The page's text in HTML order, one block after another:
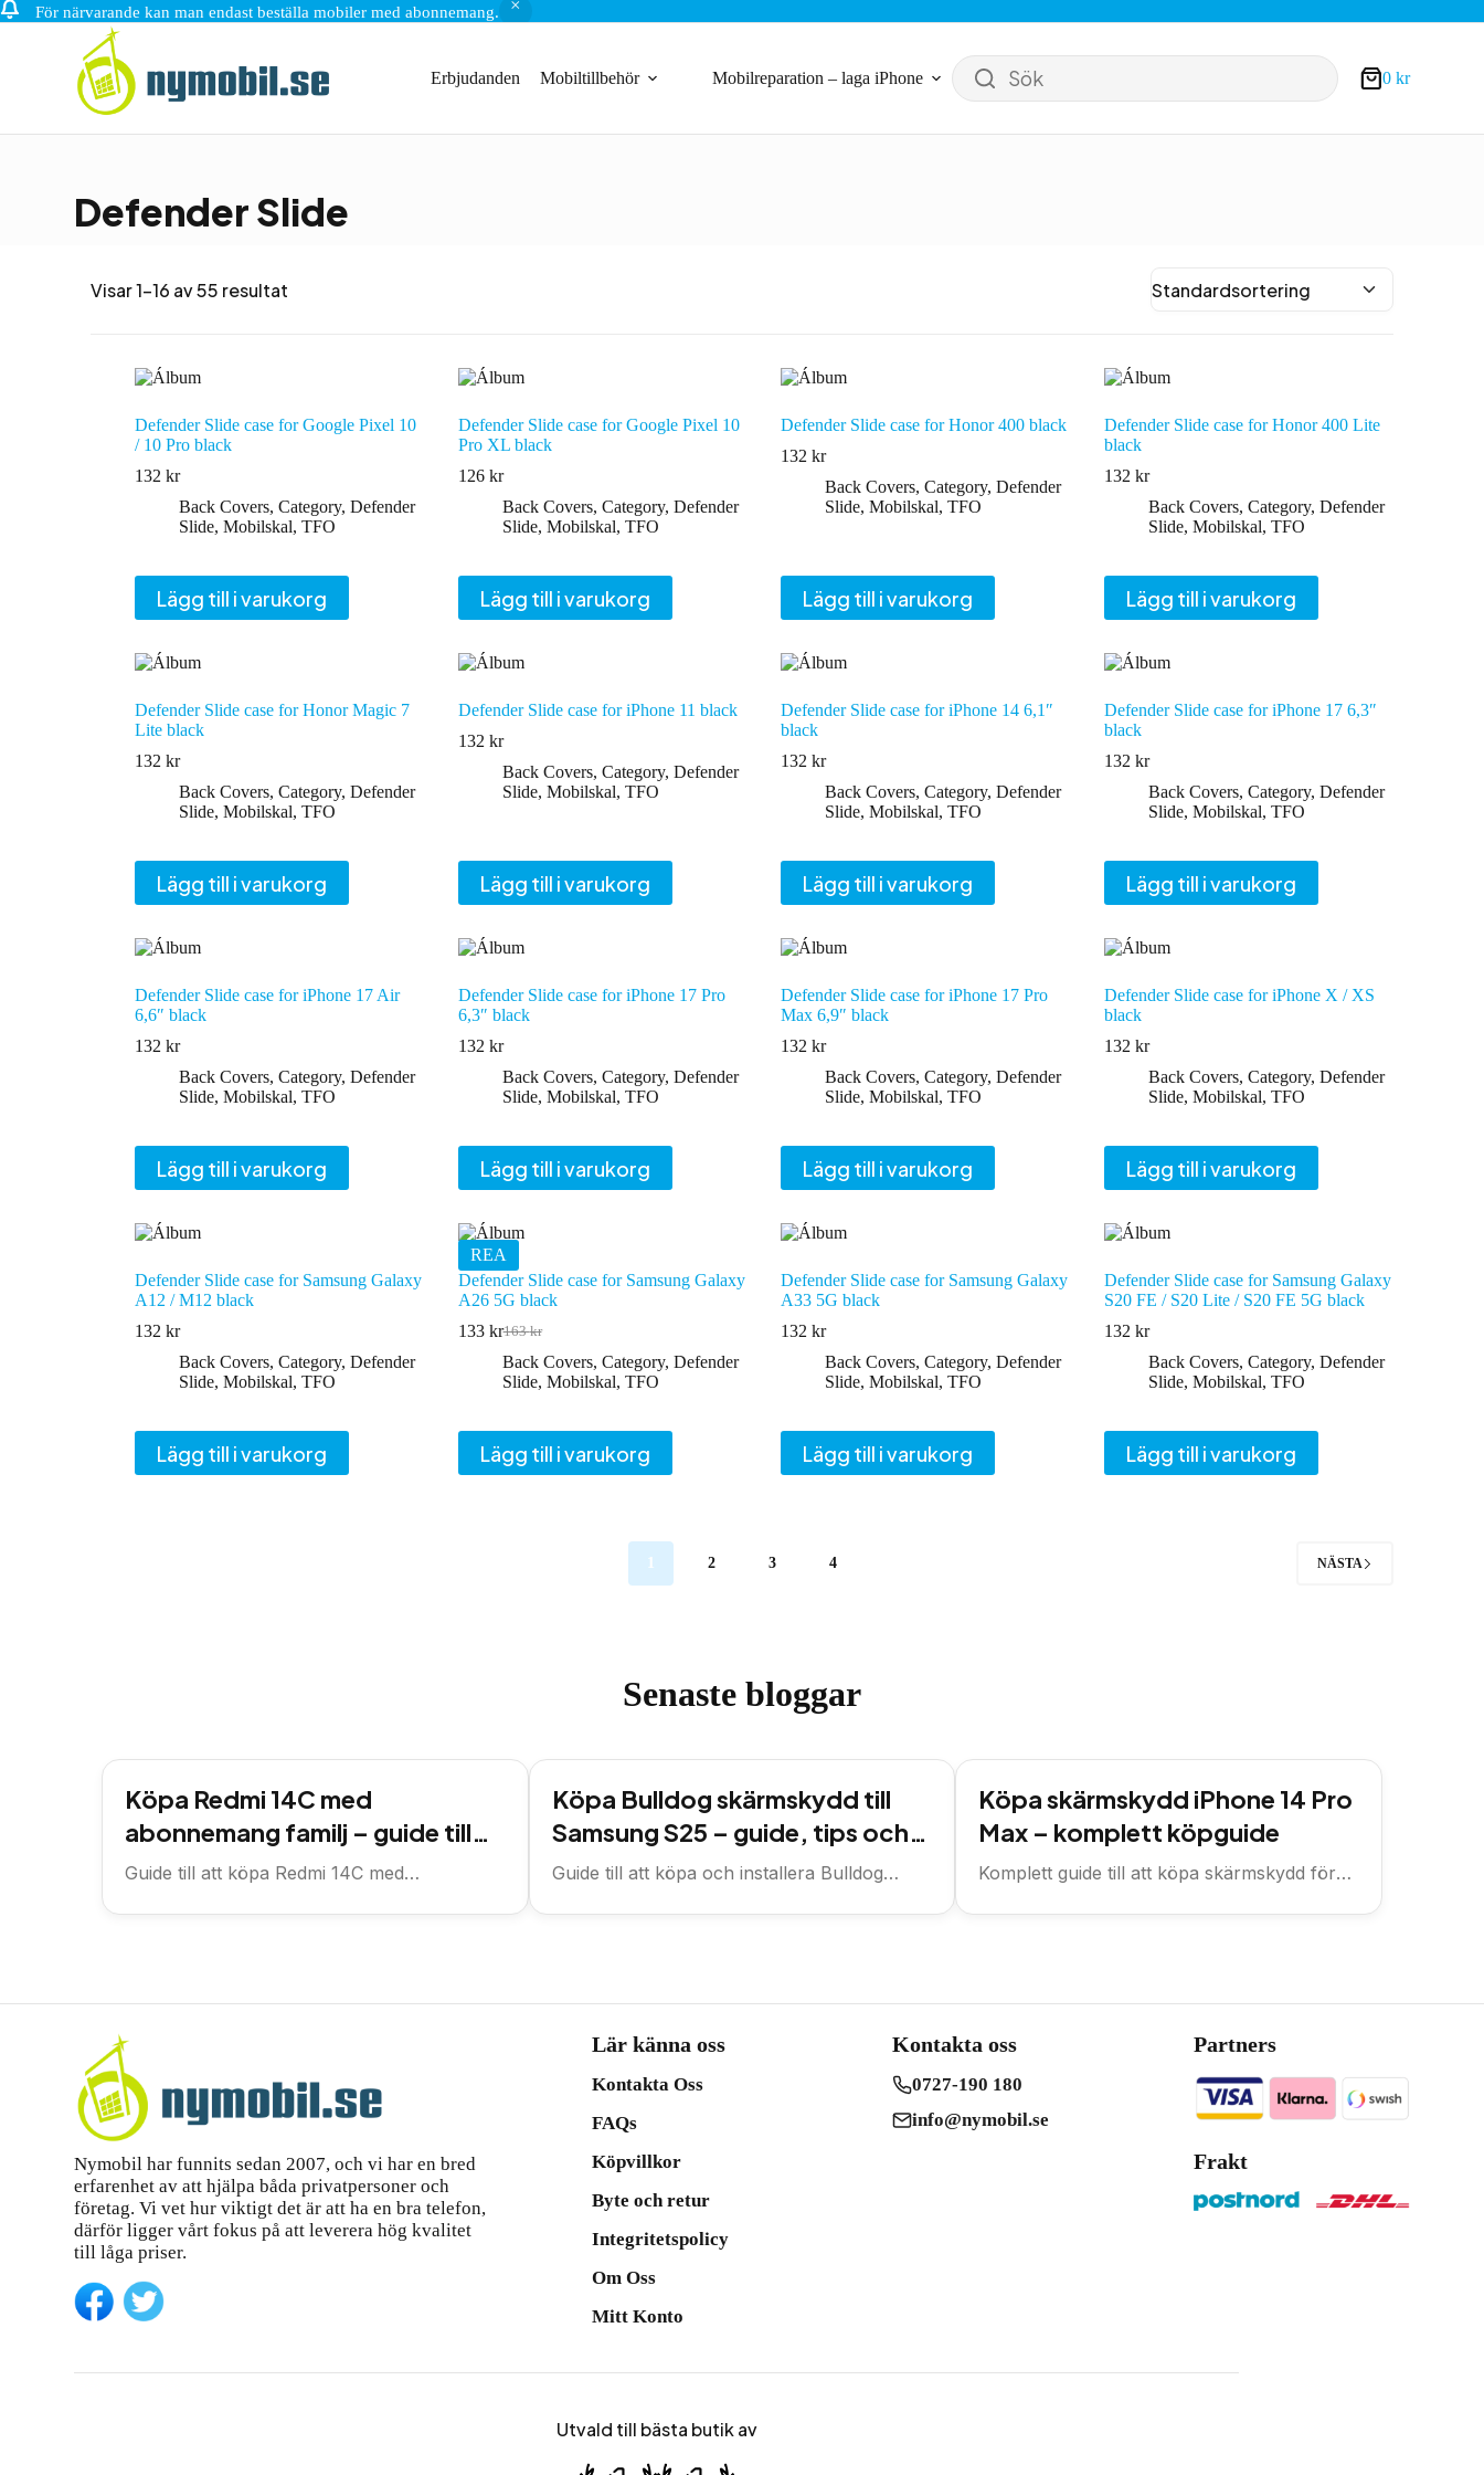
För närvarande kan man endast beställa mobiler med abonnemang.
Erbjudanden Mobiltillbehör Mobilreparation – laga iPhone Sök Varukorg
0 kr
Defender Slide
Visar 1–16 av 55 resultat
Defender Slide case for Google Pixel 10
/ 10 Pro black
132 kr
Back Covers, Category, Defender
Slide, Mobilskal, TFO
Lägg till i varukorg
Defender Slide case for Google Pixel 10
Pro XL black
126 kr
Back Covers, Category, Defender
Slide, Mobilskal, TFO
Lägg till i varukorg
Defender Slide case for Honor 400 black
132 kr
Back Covers, Category, Defender
Slide, Mobilskal, TFO
Lägg till i varukorg
Defender Slide case for Honor 400 Lite
black
132 kr
Back Covers, Category, Defender
Slide, Mobilskal, TFO
Lägg till i varukorg
Defender Slide case for Honor Magic 7
Lite black
132 kr
Back Covers, Category, Defender
Slide, Mobilskal, TFO
Lägg till i varukorg
Defender Slide case for iPhone 11 black
132 kr
Back Covers, Category, Defender
Slide, Mobilskal, TFO
Lägg till i varukorg
Defender Slide case for iPhone 14 6,1″
black
132 kr
Back Covers, Category, Defender
Slide, Mobilskal, TFO
Lägg till i varukorg
Defender Slide case for iPhone 17 6,3″
black
132 kr
Back Covers, Category, Defender
Slide, Mobilskal, TFO
Lägg till i varukorg
Defender Slide case for iPhone 17 Air
6,6″ black
132 kr
Back Covers, Category, Defender
Slide, Mobilskal, TFO
Lägg till i varukorg
Defender Slide case for iPhone 17 Pro
6,3″ black
132 kr
Back Covers, Category, Defender
Slide, Mobilskal, TFO
Lägg till i varukorg
Defender Slide case for iPhone 17 Pro
Max 6,9″ black
132 kr
Back Covers, Category, Defender
Slide, Mobilskal, TFO
Lägg till i varukorg
Defender Slide case for iPhone X / XS
black
132 kr
Back Covers, Category, Defender
Slide, Mobilskal, TFO
Lägg till i varukorg
Defender Slide case for Samsung Galaxy
A12 / M12 black
132 kr
Back Covers, Category, Defender
Slide, Mobilskal, TFO
Lägg till i varukorg
REA
Defender Slide case for Samsung Galaxy
A26 5G black
163kr
Det
ursprungliga
priset
133 krDet
nuvarande
priset
Back Covers, Category, Defender
Slide, Mobilskal, TFO
Lägg till i varukorg
Defender Slide case for Samsung Galaxy
A33 5G black
132 kr
Back Covers, Category, Defender
Slide, Mobilskal, TFO
Lägg till i varukorg
Defender Slide case for Samsung Galaxy
S20 FE / S20 Lite / S20 FE 5G black
132 kr
Back Covers, Category, Defender
Slide, Mobilskal, TFO
Lägg till i varukorg
2 3 4 NÄSTA
Senaste bloggar
Köpa Redmi 14C med
abonnemang familj – guide till
rätt val för hela familjen
Guide till att köpa Redmi 14C med
Köpa Bulldog skärmskydd till
Samsung S25 – guide, tips och
var du handlar
Guide till att köpa och installera Bulldog
Köpa skärmskydd iPhone 14 Pro
Max – komplett köpguide
Komplett guide till att köpa skärmskydd för
Nymobil har funnits sedan 2007, och vi har en bred
erfarenhet av att hjälpa båda privatpersoner och
företag. Vi vet hur viktigt det är att ha en bra telefon,
därför ligger vårt fokus på att leverera hög kvalitet
till låga priser.
Lär känna oss
Kontakta Oss
FAQs
Köpvillkor
Byte och retur
Integritetspolicy
Om Oss
Mitt Konto
Kontakta oss
0727-190 180
info@nymobil.se
Partners
Frakt
Utvald till bästa butik av